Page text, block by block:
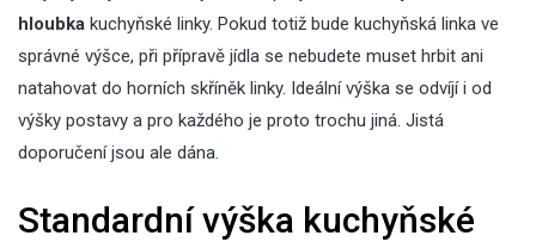
hloubka kuchyňské linky. Pokud totiž bude kuchyňská linka ve
správné výšce, při přípravě jídla se nebudete muset hrbit ani
natahovat do horních skříněk linky. Ideální výška se odvíjí i od
výšky postavy a pro každého je proto trochu jiná. Jistá
doporučení jsou ale dána.
Standardní výška kuchyňské